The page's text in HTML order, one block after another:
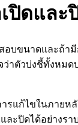
ปิดและ
อบขนาดและถ้
าตัวบ่งชี้ทั้งหม
รแก้ไขในภา
ละปิดได้อย่างร